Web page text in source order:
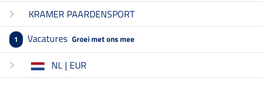
KRAMER PAARDENSPORT
1 Vacatures Groei met ons mee
NL | EUR